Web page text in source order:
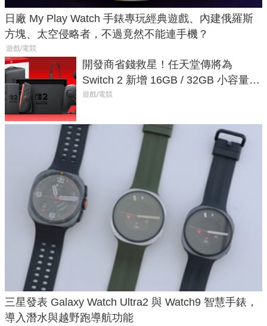
日廠 My Play Watch 手錶專玩經典遊戲、內建俄羅斯
方塊、太空侵略者，不過竟然不能連手機？
遊戲/電競
開發商省錢救星！任天堂傳將為
Switch 2 新增 16GB / 32GB 小容量遊
戲卡的選擇
遊戲/電競
三星發表 Galaxy Watch Ultra2 與 Watch9 智慧手錶，
導入潛水與越野跑導航功能